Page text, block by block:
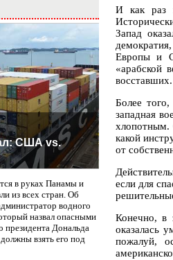
США vs.
в руках Панамы и
из всех стран. Об
водного
назвал опасными
президента Дональда
взять его под
И как раз
Запад
Европы и
«арабской
восставших.
Более
западная
хлопотным.
какой
от
если для
Конечно, в
оказалась
пожалуй,